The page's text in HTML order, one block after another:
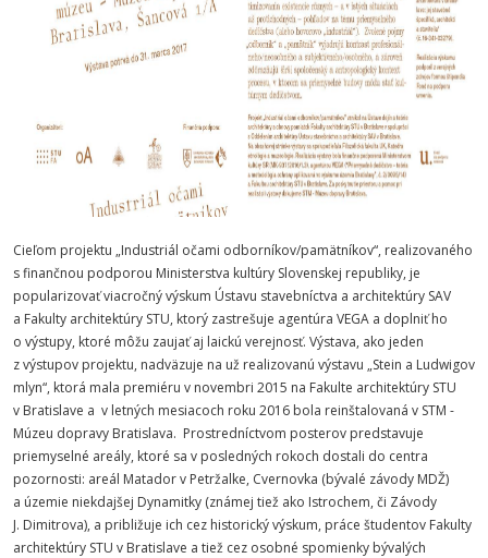
Cieľom projektu „Industriál očami odborníkov/pamätníkov“, realizovaného
s finančnou podporou Ministerstva kultúry Slovenskej republiky, je
popularizovať viacročný výskum Ústavu stavebníctva a architektúry SAV
a Fakulty architektúry STU, ktorý zastrešuje agentúra VEGA a doplniť ho
o výstupy, ktoré môžu zaujať aj laickú verejnosť. Výstava, ako jeden
z výstupov projektu, nadväzuje na už realizovanú výstavu „Stein a Ludwigov
mlyn“, ktorá mala premiéru v novembri 2015 na Fakulte architektúry STU
v Bratislave a v letných mesiacoch roku 2016 bola reinštalovaná v STM -
Múzeu dopravy Bratislava. Prostredníctvom posterov predstavuje
priemyselné areály, ktoré sa v posledných rokoch dostali do centra
pozornosti: areál Matador v Petržalke, Cvernovka (bývalé závody MDŽ)
a územie niekdajšej Dynamitky (známej tiež ako Istrochem, či Závody
J. Dimitrova), a približuje ich cez historický výskum, práce študentov Fakulty
architektúry STU v Bratislave a tiež cez osobné spomienky bývalých